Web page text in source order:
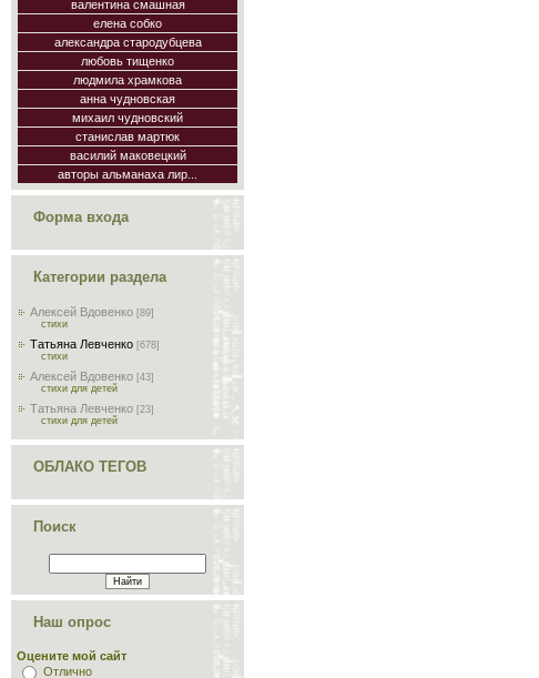
валентина смашная
елена собко
александра стародубцева
любовь тищенко
людмила храмкова
анна чудновская
михаил чудновский
станислав мартюк
василий маковецкий
авторы альманаха лир...
Форма входа
Категории раздела
Алексей Вдовенко [89]
стихи
Татьяна Левченко [678]
стихи
Алексей Вдовенко [43]
стихи для детей
Татьяна Левченко [23]
стихи для детей
ОБЛАКО ТЕГОВ
Поиск
Наш опрос
Оцените мой сайт
Отлично